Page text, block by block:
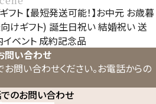
フト 【最短発送可能！】お中元 お歳暮
けギフト) 誕生日祝い結婚祝い送
ベント 成約記念品
問い合わせ
問い合わせください。お電話からの
のお問い合わせ